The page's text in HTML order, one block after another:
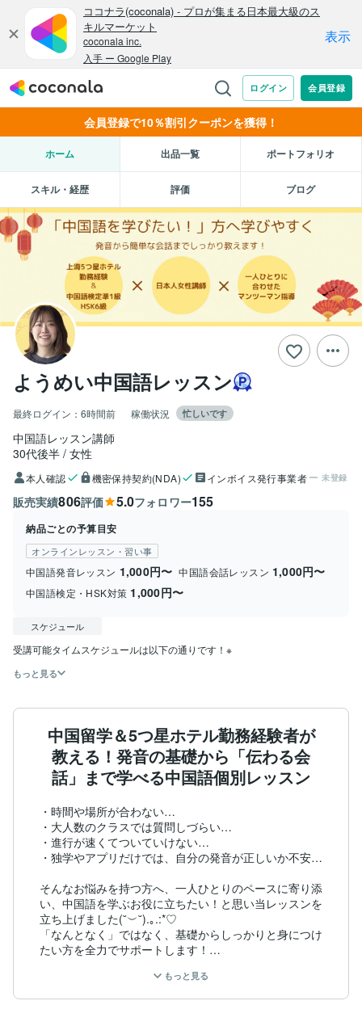
会員登録で10％割引クーポンを獲得！
ホーム 出品一覧 ポートフォリオ
スキル・経歴 評価 ブログ
ようめい中国語レッスン
最終ログイン： 6時間前 稼働状況 忙しいです
中国語レッスン講師
30代後半 女性
本人確認 機密保持契約(NDA) インボイス発行事業者 未登録
販売実績806評価 5.0フォロワー155
納品ごとの予算目安
オンラインレッスン・習い事
中国語発音レッスン 1,000円〜 中国語会話レッスン 1,000円〜
中国語検定・HSK対策 1,000円〜
スケジュール
受講可能タイムスケジュールは以下の通りです！※
もっと見る
中国留学＆5つ星ホテル勤務経験者が
教える！発音の基礎から「伝わる会
話」まで学べる中国語個別レッスン
・時間や場所が合わない…
・大人数のクラスでは質問しづらい…
・進行が速くてついていけない…
・独学やアプリだけでは、自分の発音が正しいか不安…
そんなお悩みを持つ方へ、一人ひとりのペースに寄り添
い、中国語を学ぶお役に立ちたい！と思い当レッスンを
立ち上げました(˘︶˘).｡.:*♡
「なんとなく」ではなく、基礎からしっかりと身につけ
たい方を全力でサポートします！
◆ レッスンの特徴
もっと見る